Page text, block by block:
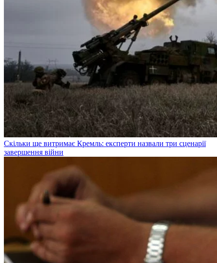
Скільки ще витримає Кремль: експерти назвали три сценарії
завершення війни